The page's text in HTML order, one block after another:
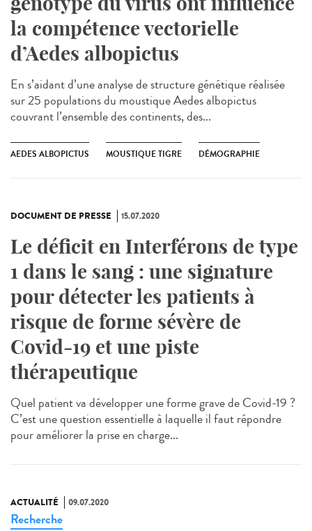
la compétence vectorielle
d’Aedes albopictus
En s’aidant d’une analyse de structure génétique réalisée
sur 25 populations du moustique Aedes albopictus
couvrant l’ensemble des continents, des...
AEDES ALBOPICTUS MOUSTIQUE TIGRE DÉMOGRAPHIE
DOCUMENT DE PRESSE 15.07.2020
Le déficit en Interférons de type
1 dans le sang : une signature
pour détecter les patients à
risque de forme sévère de
Covid-19 et une piste
thérapeutique
Quel patient va développer une forme grave de Covid-19 ?
C’est une question essentielle à laquelle il faut répondre
pour améliorer la prise en charge...
ACTUALITÉ 09.07.2020
Recherche